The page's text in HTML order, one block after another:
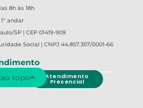
8h às 18h
andar
SP | CEP 01419-909
Social | CNPJ 44.857.357/0001-66
Atendimento
Presencial
topo